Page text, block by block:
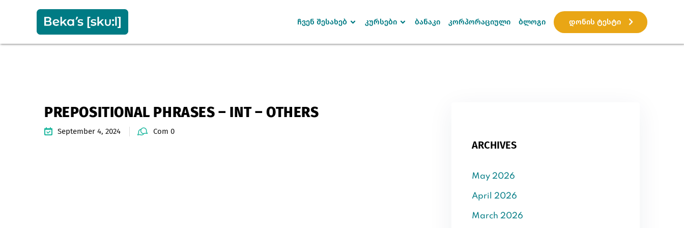
ჩვენ შესახებ კურსები ბანაკი კორპორაციული ბლოგი დონის ტესტი
PREPOSITIONAL PHRASES – INT – OTHERS
September 4, 2024 Com 0
ARCHIVES
May 2026
April 2026
March 2026